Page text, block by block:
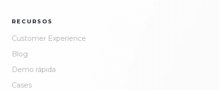
RECURSOS
Customer Experience
Blog
Demo rápida
Cases